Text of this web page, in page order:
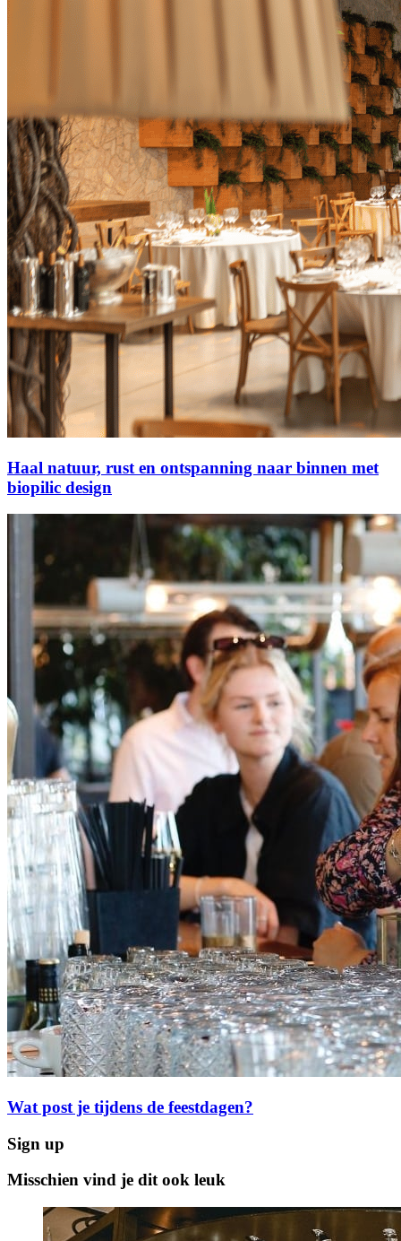
Haal natuur, rust en ontspanning naar binnen met
biopilic design
Wat post je tijdens de feestdagen?
Sign up
Misschien vind je dit ook leuk